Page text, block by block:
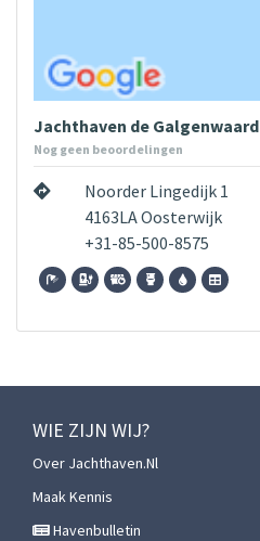
Jachthaven de Galgenwaard
Nog geen beoordelingen
Noorder Lingedijk 1
4163LA Oosterwijk
+31-85-500-8575
WIE ZIJN WIJ?
Over Jachthaven.nl
Maak Kennis
Havenbulletin